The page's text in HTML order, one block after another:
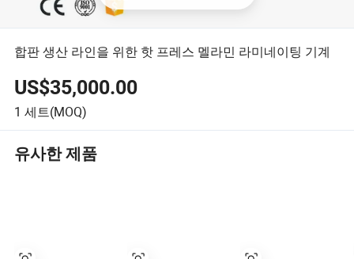
합판 생산 라인을 위한 핫 프레스 멜라민 라미네이팅 기계
US$35,000.00
1 세트(MOQ)
유사한 제품